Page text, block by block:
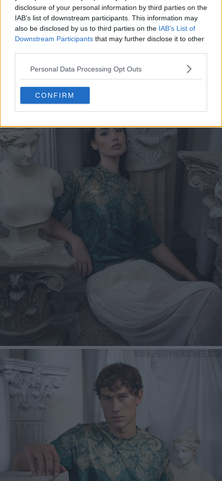
disclosure of your personal information by third parties on the
IAB’s list of downstream participants. This information may
also be disclosed by us to third parties on the IAB’s List of
Downstream Participants that may further disclose it to other
Personal Data Processing Opt Outs
CONFIRM